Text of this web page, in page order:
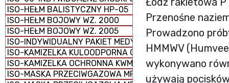
ISO-HEŁM BALISTYCZNY HP-05
ISO-HEŁM BOJOWY WZ. 2000
ISO-HEŁM BOJOWY WZ. 2005
ISO-INDYWIDUALNY PAKIET MEDYCZNY IPMED 45 WP
ISO-KAMIZELKA KULOODPORNA GRYF PLATE CARRIER
ISO-KAMIZELKA OCHRONNA KWM-02
ISO-MASKA PRZECIWGAZOWA MP-5
Przenośne
Prowadzono
HMMWV
wykonywano
używają